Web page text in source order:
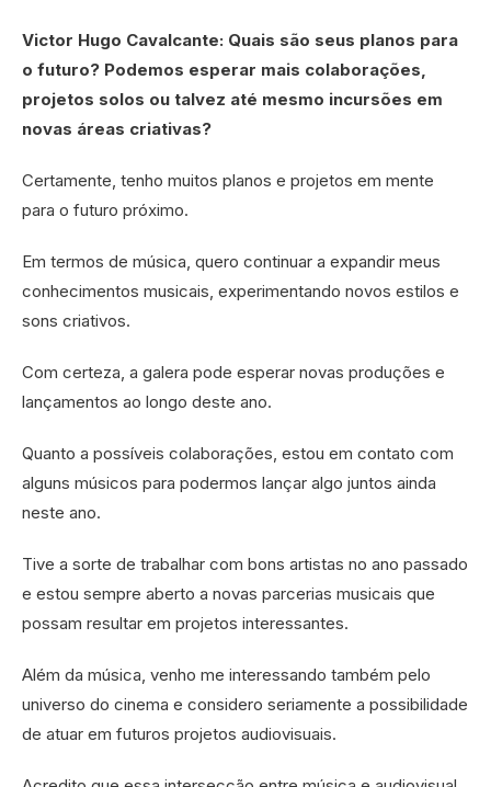
Victor Hugo Cavalcante: Quais são seus planos para
o futuro? Podemos esperar mais colaborações,
projetos solos ou talvez até mesmo incursões em
novas áreas criativas?
Certamente, tenho muitos planos e projetos em mente
para o futuro próximo.
Em termos de música, quero continuar a expandir meus
conhecimentos musicais, experimentando novos estilos e
sons criativos.
Com certeza, a galera pode esperar novas produções e
lançamentos ao longo deste ano.
Quanto a possíveis colaborações, estou em contato com
alguns músicos para podermos lançar algo juntos ainda
neste ano.
Tive a sorte de trabalhar com bons artistas no ano passado
e estou sempre aberto a novas parcerias musicais que
possam resultar em projetos interessantes.
Além da música, venho me interessando também pelo
universo do cinema e considero seriamente a possibilidade
de atuar em futuros projetos audiovisuais.